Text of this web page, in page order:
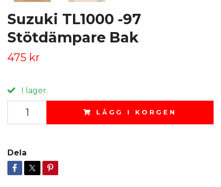
Suzuki TL1000 -97
Stötdämpare Bak
475 kr
I lager.
LÄGG I KORGEN
Dela